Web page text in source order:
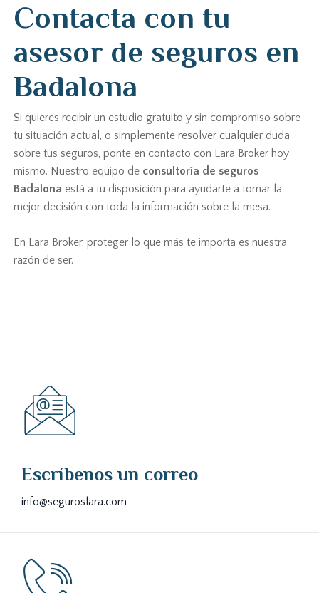
Contacta con tu
asesor de seguros en
Badalona
Si quieres recibir un estudio gratuito y sin compromiso sobre
tu situación actual, o simplemente resolver cualquier duda
sobre tus seguros, ponte en contacto con Lara Broker hoy
mismo. Nuestro equipo de consultoría de seguros
Badalona está a tu disposición para ayudarte a tomar la
mejor decisión con toda la información sobre la mesa.
En Lara Broker, proteger lo que más te importa es nuestra
razón de ser.
Escríbenos un correo
info@seguroslara.com